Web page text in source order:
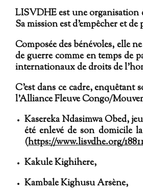
LISVDHE est une organisation
Sa mission est d’empêcher et
Composée des bénévoles, elle
de guerre comme en temps de
internationaux de droits de
C’est dans ce cadre,
l'Alliance Fleuve Congo/
Kasereka Ndasimwa Obed,
été enlevé de son domicile
(https://www.lisvdhe.org/
Kakule Kighihere,
Kambale Kighusu Arsène,